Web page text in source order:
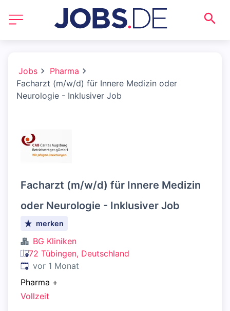
Jobs
Pharma
Facharzt (m/w/d) für Innere Medizin oder
Neurologie - Inklusiver Job
Facharzt (m/w/d) für Innere Medizin
oder Neurologie - Inklusiver Job
merken
BG Kliniken
72 Tübingen, Deutschland
Veröffentlicht:
vor 1 Monat
Pharma +
Vollzeit